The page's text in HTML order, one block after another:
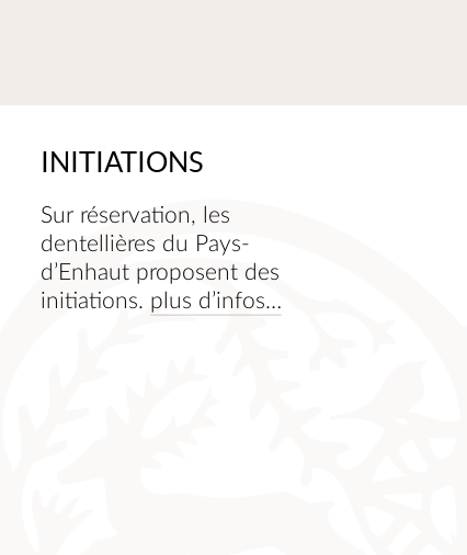
INITIATIONS
Sur réservation, les
dentellières du Pays-
d’Enhaut proposent des
initiations. plus d’infos…